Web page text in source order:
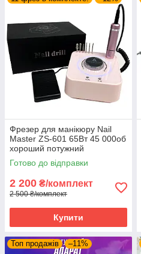
Фрезер для манікюру Nail
Master ZS-601 65Вт 45 000об
хороший потужний
професійний фрезер
манікюрний DM 202
Готово до відправки
2 200 ₴/комплект
2 500 ₴/комплект
Купити
Топ продажів –11%